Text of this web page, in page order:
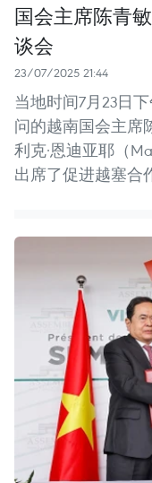
国会主席陈青
谈会
23/07/2025 21:44
当地时间7月23日
问的越南国会主席
利克·恩迪亚耶（
出席了促进越塞合